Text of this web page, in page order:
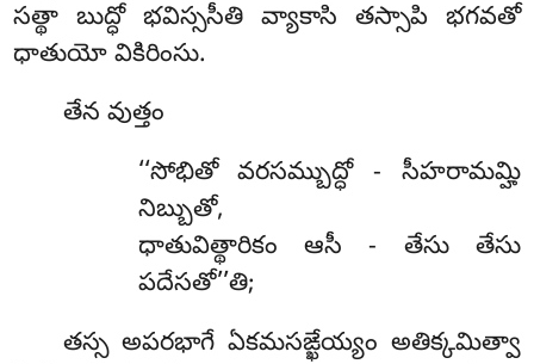
సత్థా బుద్ధో భవిస్ససీతి వ్యాకాసి తస్సాపి భగవతో
ధాతుయో వికిరింసు.
తేన వుత్తం
‘‘సోభితో వరసమ్బుద్ధో - సీహరామమ్హి
నిబ్బుతో,
ధాతువిత్థారికం ఆసీ - తేసు తేసు
పదేసతో’’తి;
తస్స అపరభాగే ఏకమసఙ్ఖేయ్యం అతిక్కమిత్వా